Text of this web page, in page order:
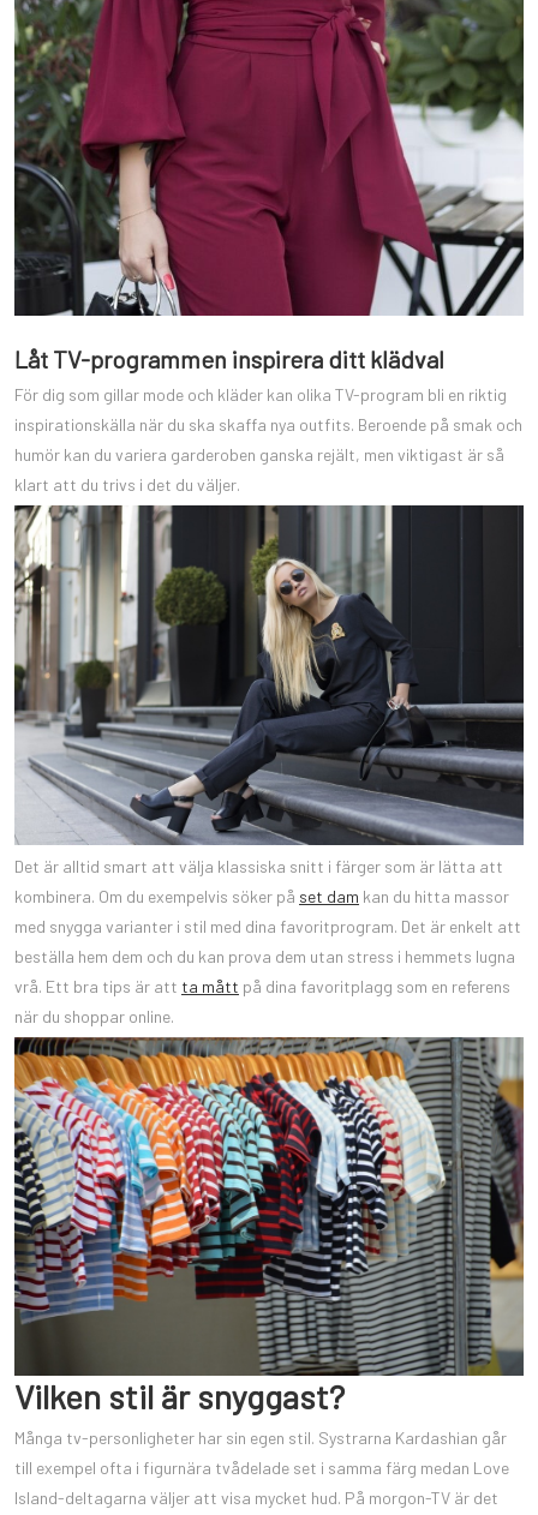
Låt TV-programmen inspirera ditt klädval
För dig som gillar mode och kläder kan olika TV-program bli en riktig
inspirationskälla när du ska skaffa nya outfits. Beroende på smak och
humör kan du variera garderoben ganska rejält, men viktigast är så
klart att du trivs i det du väljer.
Det är alltid smart att välja klassiska snitt i färger som är lätta att
kombinera. Om du exempelvis söker på set dam kan du hitta massor
med snygga varianter i stil med dina favoritprogram. Det är enkelt att
beställa hem dem och du kan prova dem utan stress i hemmets lugna
vrå. Ett bra tips är att ta mått på dina favoritplagg som en referens
när du shoppar online.
Vilken stil är snyggast?
Många tv-personligheter har sin egen stil. Systrarna Kardashian går
till exempel ofta i figurnära tvådelade set i samma färg medan Love
Island-deltagarna väljer att visa mycket hud. På morgon-TV är det